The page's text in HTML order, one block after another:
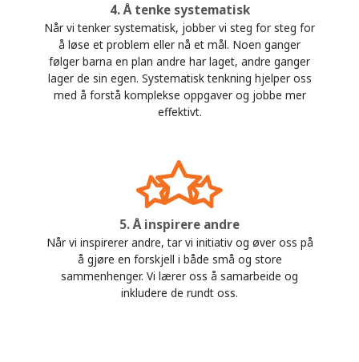
4. Å tenke systematisk
Når vi tenker systematisk, jobber vi steg for steg for
å løse et problem eller nå et mål. Noen ganger
følger barna en plan andre har laget, andre ganger
lager de sin egen. Systematisk tenkning hjelper oss
med å forstå komplekse oppgaver og jobbe mer
effektivt.
5. Å inspirere andre
Når vi inspirerer andre, tar vi initiativ og øver oss på
å gjøre en forskjell i både små og store
sammenhenger. Vi lærer oss å samarbeide og
inkludere de rundt oss.